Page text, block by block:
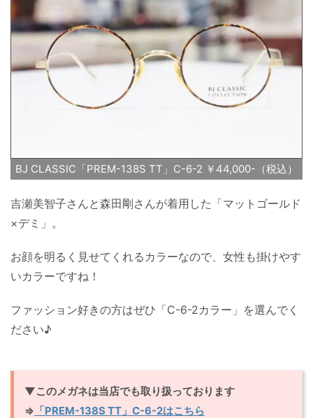
BJ CLASSIC「PREM-138S TT」C-6-2 ￥44,000-（税込）
吉瀬美智子さんと森田剛さんが着用した「マットゴールド
×デミ」。
お顔を明るく見せてくれるカラーなので、女性も掛けやす
いカラーですね！
ファッション好きの方はぜひ「C-6-2カラー」を選んでく
ださい♪
▼このメガネは当店でも取り扱っております
⇒ 「PREM-138S TT」C-6-2はこちら